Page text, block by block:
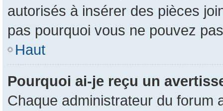
autorisés à insérer des pièces
pas pourquoi vous ne pouvez
Haut
Pourquoi ai-je reçu un
Chaque administrateur du forum